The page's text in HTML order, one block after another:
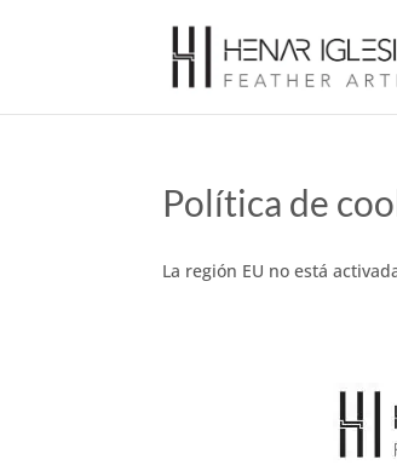
Política de
La región EU no está